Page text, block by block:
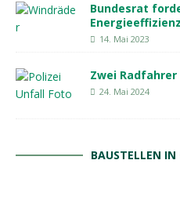
Bundesrat
14. Mai 2023
Zwei
24. Mai 2024
BAUSTELLEN